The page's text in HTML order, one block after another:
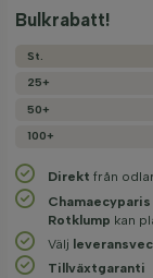
Bulkrabatt!
St.
25+
50+
100+
Direkt från
Rotklump kan
Välj
Tillväxtgaranti